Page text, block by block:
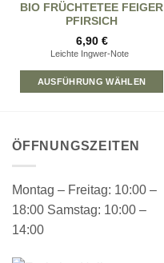
BIO FRÜCHTETEE FEIGER
PFIRSICH
6,90 €
Leichte Ingwer-Note
AUSFÜHRUNG WÄHLEN
ÖFFNUNGSZEITEN
Montag – Freitag: 10:00 –
18:00 Samstag: 10:00 –
14:00